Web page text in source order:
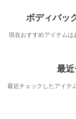
ボディバッ
現在おすすめアイテムは
最
最近チェックしたアイテ